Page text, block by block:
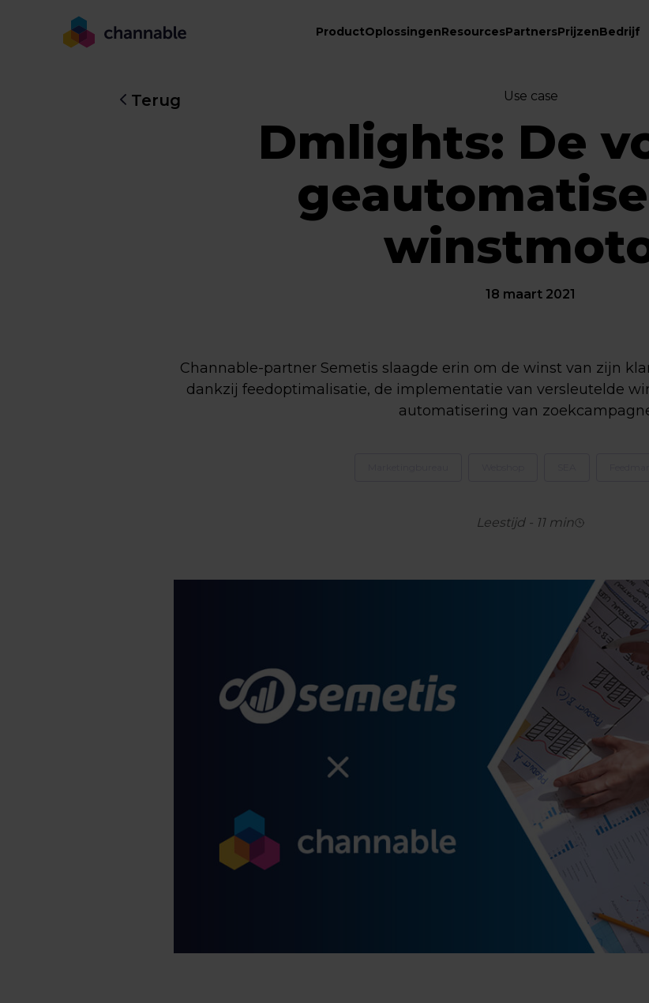
ProductOplossingenResourcesPartnersPrijzenBedrijf
Terug Use case
Dmlights: De
18 maart 2021
Channable-partner Semetis slaagde erin om de winst van zijn
dankzij feedoptimalisatie, de implementatie van versleutelde
automatisering van
Leestijd- 11 min